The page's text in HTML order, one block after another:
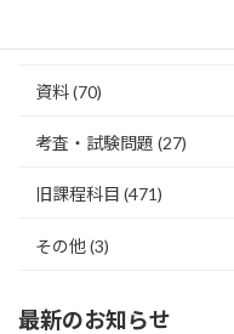
資料(70)
考査・試験問題 (27)
旧課程科目 (471)
その他(3)
最新のお知らせ